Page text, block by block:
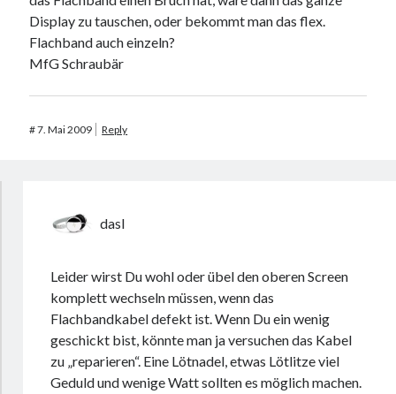
Display zu tauschen, oder bekommt man das flex.
Flachband auch einzeln?
MfG Schraubär
#7. Mai 2009 Reply
dasI
Leider wirst Du wohl oder übel den oberen Screen
komplett wechseln müssen, wenn das
Flachbandkabel defekt ist. Wenn Du ein wenig
geschickt bist, könnte man ja versuchen das Kabel
zu „reparieren“. Eine Lötnadel, etwas Lötlitze viel
Geduld und wenige Watt sollten es möglich machen.